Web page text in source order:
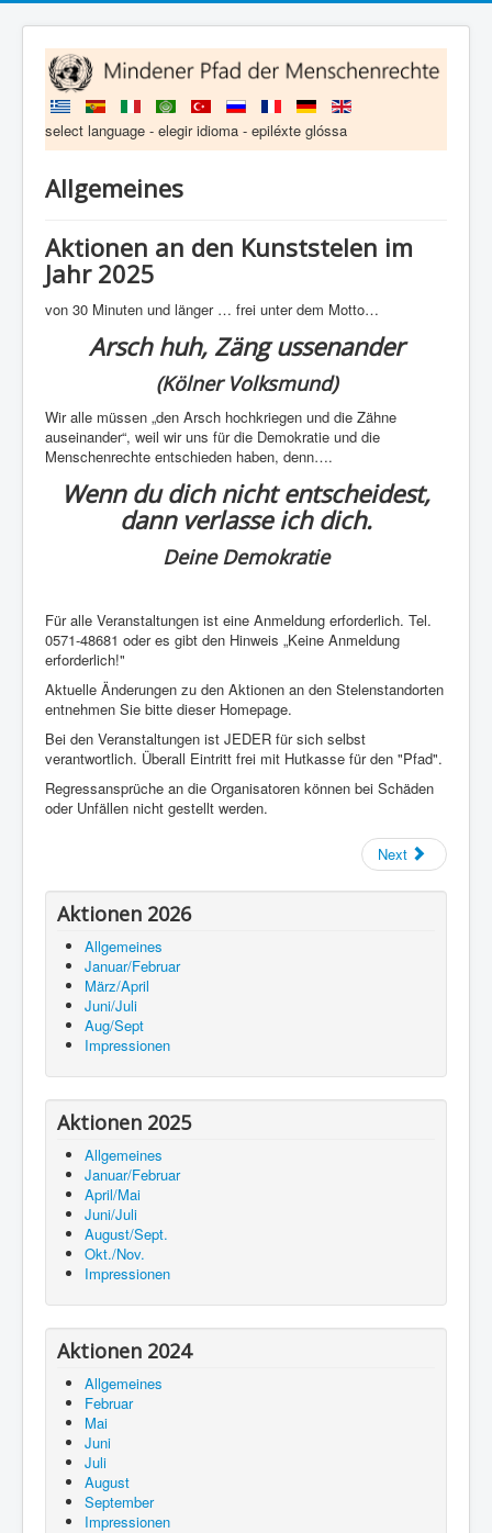
select language - elegir idioma - epiléxte glóssa
Allgemeines
Aktionen an den Kunststelen im
Jahr 2025
von 30 Minuten und länger … frei unter dem Motto…
Arsch huh, Zäng ussenander
(Kölner Volksmund)
Wir alle müssen „den Arsch hochkriegen und die Zähne
auseinander“, weil wir uns für die Demokratie und die
Menschenrechte entschieden haben, denn….
Wenn du dich nicht entscheidest,
dann verlasse ich dich.
Deine Demokratie
Für alle Veranstaltungen ist eine Anmeldung erforderlich. Tel.
0571-48681 oder es gibt den Hinweis „Keine Anmeldung
erforderlich!"
Aktuelle Änderungen zu den Aktionen an den Stelenstandorten
entnehmen Sie bitte dieser Homepage.
Bei den Veranstaltungen ist JEDER für sich selbst
verantwortlich. Überall Eintritt frei mit Hutkasse für den "Pfad".
Regressansprüche an die Organisatoren können bei Schäden
oder Unfällen nicht gestellt werden.
Next
Aktionen 2026
Allgemeines
Januar/Februar
März/April
Juni/Juli
Aug/Sept
Impressionen
Aktionen 2025
Allgemeines
Januar/Februar
April/Mai
Juni/Juli
August/Sept.
Okt./Nov.
Impressionen
Aktionen 2024
Allgemeines
Februar
Mai
Juni
Juli
August
September
Impressionen